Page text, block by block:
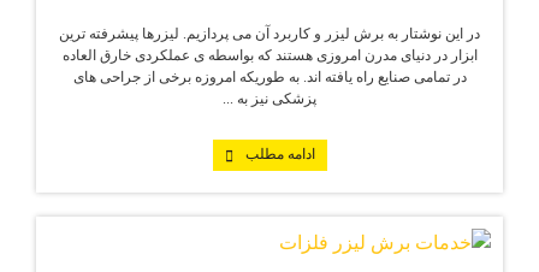
در این نوشتار به برش لیزر و کاربرد آن می پردازیم. لیزرها پیشرفته ترین
ابزار در دنیای مدرن امروزی هستند که بواسطه ی عملکردی خارق العاده
در تمامی صنایع راه یافته اند. به طوریکه امروزه برخی از جراحی های
پزشکی نیز به ...
ادامه مطلب